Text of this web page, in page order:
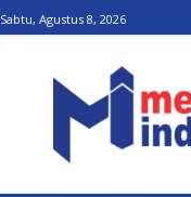
Sabtu, Agustus 8, 2026